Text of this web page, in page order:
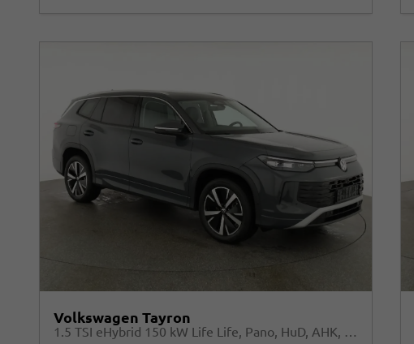
Volkswagen Tayron
1.5 TSI eHybrid 150 kW Life Life, Pano, HuD, AHK, AreaView, Side, Navi, Winter, 5-J. Garantie